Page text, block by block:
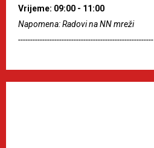
Vrijeme: 09:00 - 11:00
Napomena: Radovi na NN mreži
--------------------------------------------------------